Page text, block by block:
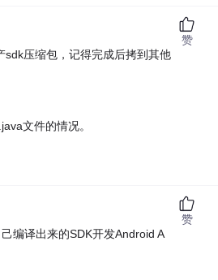
sdk压缩包，记得完成后拷到其他
文件的情况。
赞
编译出来的SDK开发Android A
赞